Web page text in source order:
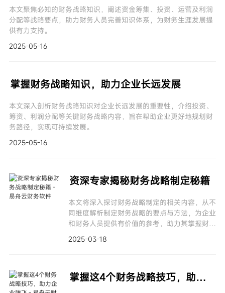
本文聚焦必知的财务战略知识，阐述资金筹集、投资、运营及利润
分配等战略要点，助力财务人员完善知识体系，为财务生涯发展提
供有力支持。
2025-05-16
掌握财务战略知识，助力企业长远发展
本文深入剖析财务战略知识对企业长远发展的重要性，介绍投资、
筹资、利润分配等关键财务战略内容，旨在帮助企业更好地规划财
务路径，实现可持续发展。
2025-05-16
资深专家揭秘财务战略制定秘籍
本文将深入探讨财务战略制定的相关内容，从不
同维度解析制定财务战略的要点与方法，为企业
和财务人员提供有价值的参考，助力其掌握财务
2025-03-18
掌握这4个财务战略技巧，助力企业腾飞